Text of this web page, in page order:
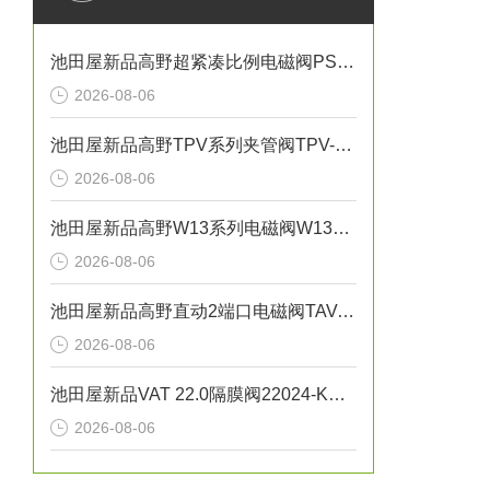
池田屋新品高野超紧凑比例电磁阀PSV-01T-020正式发布
2026-08-06
池田屋新品高野TPV系列夹管阀TPV-N040正式发布
2026-08-06
池田屋新品高野W13系列电磁阀W13X-25A正式发布
2026-08-06
池田屋新品高野直动2端口电磁阀TAV-1448正式发布
2026-08-06
池田屋新品VAT 22.0隔膜阀22024-KA01正式发布
2026-08-06